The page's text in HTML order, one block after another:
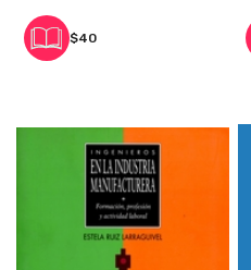
Eunice Hernández Gómez
$40